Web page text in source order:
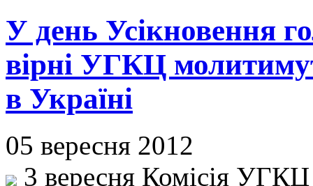
У день Усікновення
вірні УГКЦ
в Україні
05 вересня 2012
3 вересня Комісія